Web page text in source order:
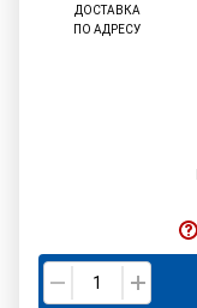
ДОСТАВКА
ПО АДРЕСУ